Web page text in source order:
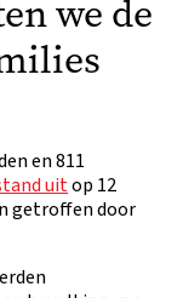
we de
en 811
uitop 12
getroffen door